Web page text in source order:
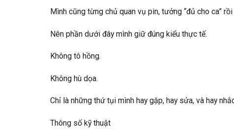
Mình cũng từng chủ quan vụ pin, tưởng “đủ cho ca”
Nên phần dưới đây mình giữ đúng kiểu thực tế.
Không tô hồng.
Không hù dọa.
Chỉ là những thứ tụi mình hay gặp, hay sửa, và hay
Thông số kỹ thuật